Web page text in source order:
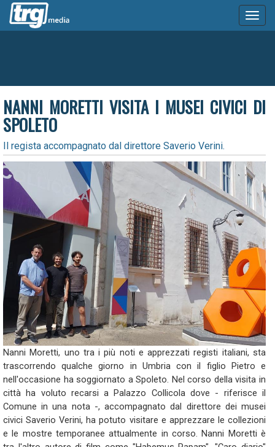
NANNI MORETTI VISITA I MUSEI CIVICI DI
SPOLETO
Il regista accompagnato dal direttore Saverio Verini.
Nanni Moretti, uno tra i più noti e apprezzati registi italiani, sta
trascorrendo qualche giorno in Umbria con il figlio Pietro e
nell'occasione ha soggiornato a Spoleto. Nel corso della visita in
città ha voluto recarsi a Palazzo Collicola dove - riferisce il
Comune in una nota -, accompagnato dal direttore dei musei
civici Saverio Verini, ha potuto visitare e apprezzare le collezioni
e le mostre temporanee attualmente in corso. Nanni Moretti è